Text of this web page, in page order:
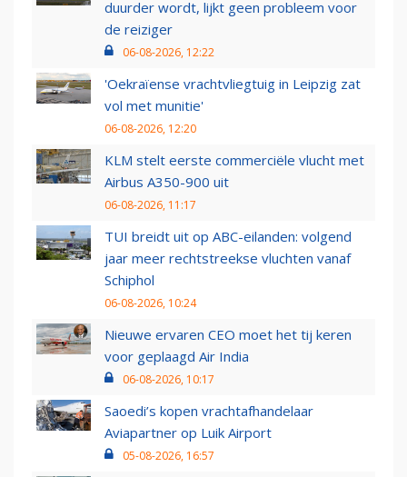
duurder wordt, lijkt geen probleem voor
de reiziger
06-08-2026, 12:22
'Oekraïense vrachtvliegtuig in Leipzig zat
vol met munitie'
06-08-2026, 12:20
KLM stelt eerste commerciële vlucht met
Airbus A350-900 uit
06-08-2026, 11:17
TUI breidt uit op ABC-eilanden: volgend
jaar meer rechtstreekse vluchten vanaf
Schiphol
06-08-2026, 10:24
Nieuwe ervaren CEO moet het tij keren
voor geplaagd Air India
06-08-2026, 10:17
Saoedi’s kopen vrachtafhandelaar
Aviapartner op Luik Airport
05-08-2026, 16:57